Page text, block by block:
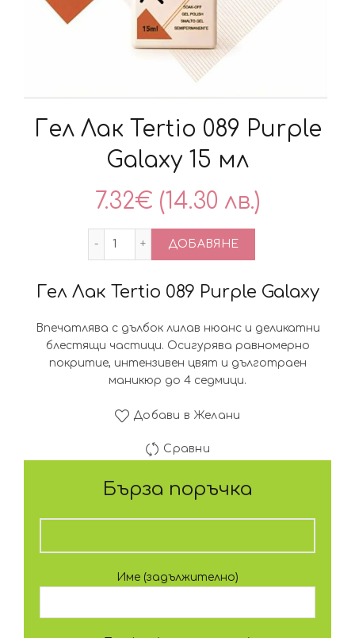
Гел Лак Tertio 089 Purple
Galaxy 15 мл
7.32€ (14.30 лв.)
ДОБАВЯНЕ
Гел Лак Tertio 089 Purple Galaxy
Впечатлява с дълбок лилав нюанс и деликатни
блестящи частици. Осигурява равномерно
покритие, интензивен цвят и дълготраен
маникюр до 4 седмици.
Добави в Желани
Сравни
Бърза поръчка
Име (задължително)